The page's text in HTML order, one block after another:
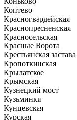
Коптево
Красногвардейская
Краснопресненская
Красносельская
Красные Ворота
Крестьянская застава
Кропоткинская
Крылатское
Крымская
Кузнецкий мост
Кузьминки
Кунцевская
Курская